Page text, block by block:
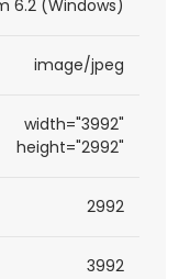
6.2 (Windows)
image/jpeg
width="3992"
height="2992"
2992
3992